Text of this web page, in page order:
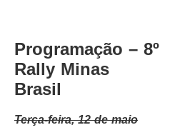
Programação – 8º
Rally Minas
Brasil
Terça-feira, 12 de maio